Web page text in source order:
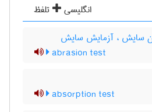
انگلیسی
تلفظ
سایش ، آزمایش سایش
abrasion test
absorption test